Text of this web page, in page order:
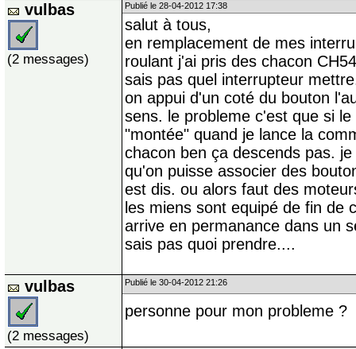
vulbas
(2 messages)
Publié le 28-04-2012 17:38
salut à tous,
en remplacement de mes
roulant j'ai pris des chacon
sais pas quel interrupteur
on appui d'un coté du bouton
sens. le probleme c'est que si
"montée" quand je lance la
chacon ben ça descends pas.
qu'on puisse associer des
est dis. ou alors faut des
les miens sont equipé de fin de
arrive en permanance dans un
sais pas quoi prendre....
vulbas
(2 messages)
Publié le 30-04-2012 21:26
personne pour mon probleme ?